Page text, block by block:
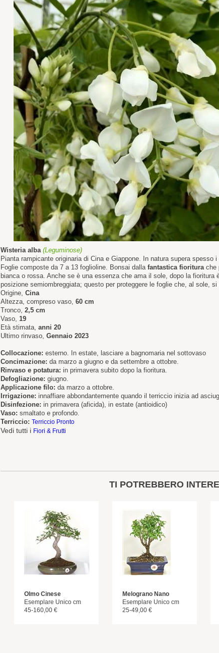
Wisteria alba (Leguminose)
Pianta rampicante originaria di Cina e Giappone. In natura supera spesso
Foglie composte da 7 a 13 foglioline. Bonsai dalla fantastica fioritura che
bianca o rossa. Anche se è una essenza che ama il sole, dopo la fioritura
posizione semiombreggiata; questo per proteggere le foglie che, al sole,
Origine, Cina
Altezza, compreso vaso, 60 cm
Tronco, 2,5 cm
Vaso, 19
Età stimata, anni 20
Ultimo rinvaso, Gennaio 2023
Collocazione: esterno. In estate, lasciare a bagnomaria nel sottovaso
Concimazione: da marzo a giugno e da settembre a ottobre.
Rinvaso e potatura: in primavera subito dopo la fioritura.
Defogliazione: giugno.
Applicazione filo: da marzo a ottobre.
Irrigazione: innaffiare abbondantemente quando il terriccio inizia ad
Disinfezione: in primavera (aficida), in estate (antioidico)
Vaso: smaltato e profondo.
Terriccio: Terriccio Pronto
Vedi tutti i Fiori & Frutti
TI POTREBBERO
Olmo Cinese
Esemplare Unico cm
45-160,00 €
Melograno Nano
Esemplare Unico cm
25-49,00 €